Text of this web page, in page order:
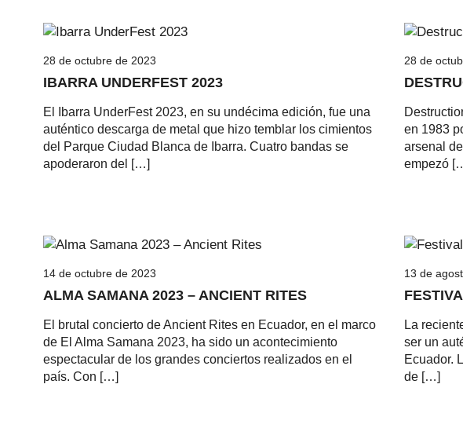
28 de octubre de 2023
IBARRA UNDERFEST 2023
El Ibarra UnderFest 2023, en su undécima edición, fue una
auténtico descarga de metal que hizo temblar los cimientos
del Parque Ciudad Blanca de Ibarra. Cuatro bandas se
apoderaron del […]
28 de
en 1983
arsenal
empezó
14 de octubre de 2023
ALMA SAMANA 2023 – ANCIENT RITES
El brutal concierto de Ancient Rites en Ecuador, en el marco
de El Alma Samana 2023, ha sido un acontecimiento
espectacular de los grandes conciertos realizados en el
país. Con […]
13 de
La
ser un
Ecuador.
de […]